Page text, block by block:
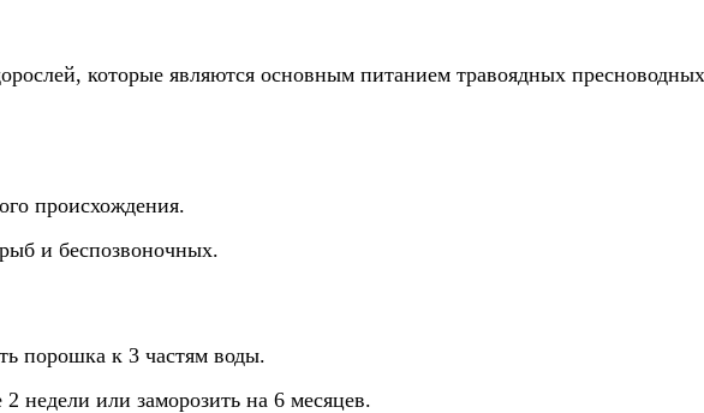
которые являются основным питанием травоядных
происхождения.
и беспозвоночных.
порошка к 3 частям воды.
недели или заморозить на 6 месяцев.